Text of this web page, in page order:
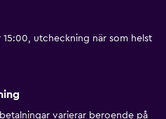
15:00, utcheckning när som helst
varierar beroende på